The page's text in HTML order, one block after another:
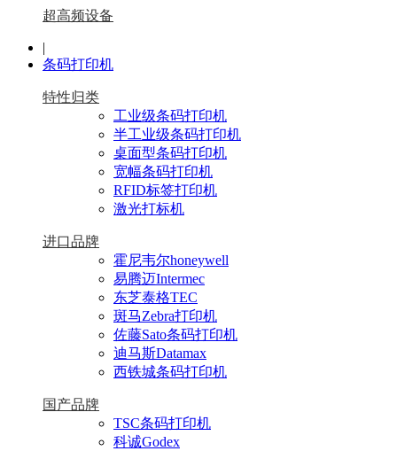
超高频设备
|
条码打印机
特性归类
工业级条码打印机
半工业级条码打印机
桌面型条码打印机
宽幅条码打印机
RFID标签打印机
激光打标机
进口品牌
霍尼韦尔honeywell
易腾迈Intermec
东芝泰格TEC
斑马Zebra打印机
佐藤Sato条码打印机
迪马斯Datamax
西铁城条码打印机
国产品牌
TSC条码打印机
科诚Godex